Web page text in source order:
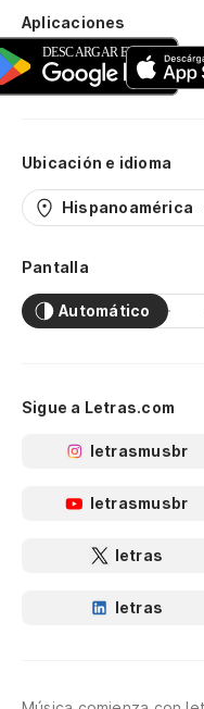
Aplicaciones
Ubicación e idioma
Hispanoamérica
Pantalla
Automático
Sigue a Letras.com
letrasmusbr
letrasmusbr
letras
letras